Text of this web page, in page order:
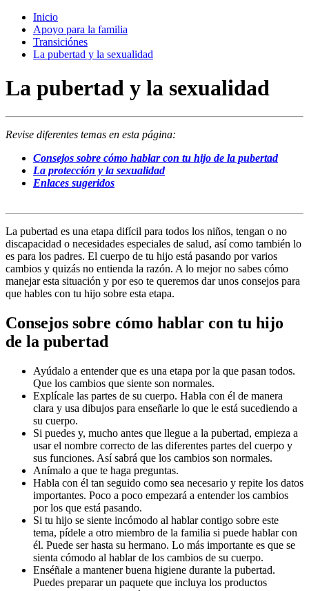
Inicio
Apoyo para la familia
Transiciónes
La pubertad y la sexualidad
La pubertad y la sexualidad
Revise diferentes temas en esta página:
Consejos sobre cómo hablar con tu hijo de la pubertad
La protección y la sexualidad
Enlaces sugeridos
La pubertad es una etapa difícil para todos los niños, tengan o no
discapacidad o necesidades especiales de salud, así como también lo
es para los padres. El cuerpo de tu hijo está pasando por varios
cambios y quizás no entienda la razón. A lo mejor no sabes cómo
manejar esta situación y por eso te queremos dar unos consejos para
que hables con tu hijo sobre esta etapa.
Consejos sobre cómo hablar con tu hijo
de la pubertad
Ayúdalo a entender que es una etapa por la que pasan todos.
Que los cambios que siente son normales.
Explícale las partes de su cuerpo. Habla con él de manera
clara y usa dibujos para enseñarle lo que le está sucediendo a
su cuerpo.
Si puedes y, mucho antes que llegue a la pubertad, empieza a
usar el nombre correcto de las diferentes partes del cuerpo y
sus funciones. Así sabrá que los cambios son normales.
Anímalo a que te haga preguntas.
Habla con él tan seguido como sea necesario y repite los datos
importantes. Poco a poco empezará a entender los cambios
por los que está pasando.
Si tu hijo se siente incómodo al hablar contigo sobre este
tema, pídele a otro miembro de la familia si puede hablar con
él. Puede ser hasta su hermano. Lo más importante es que se
sienta cómodo al hablar de los cambios de su cuerpo.
Enséñale a mantener buena higiene durante la pubertad.
Puedes preparar un paquete que incluya los productos